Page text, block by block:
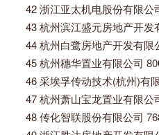
42 浙江亚太机电股份有限公
43 杭州滨江盛元房地产开发
44 杭州白鹭房地产开发有限
45 杭州穗华置业有限公司
46 采埃孚传动技术(杭州)有
47 杭州萧山宝龙置业有限公
48 传化智联股份有限公司